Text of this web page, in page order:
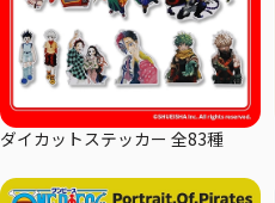
ダイカットステッカー 全83種